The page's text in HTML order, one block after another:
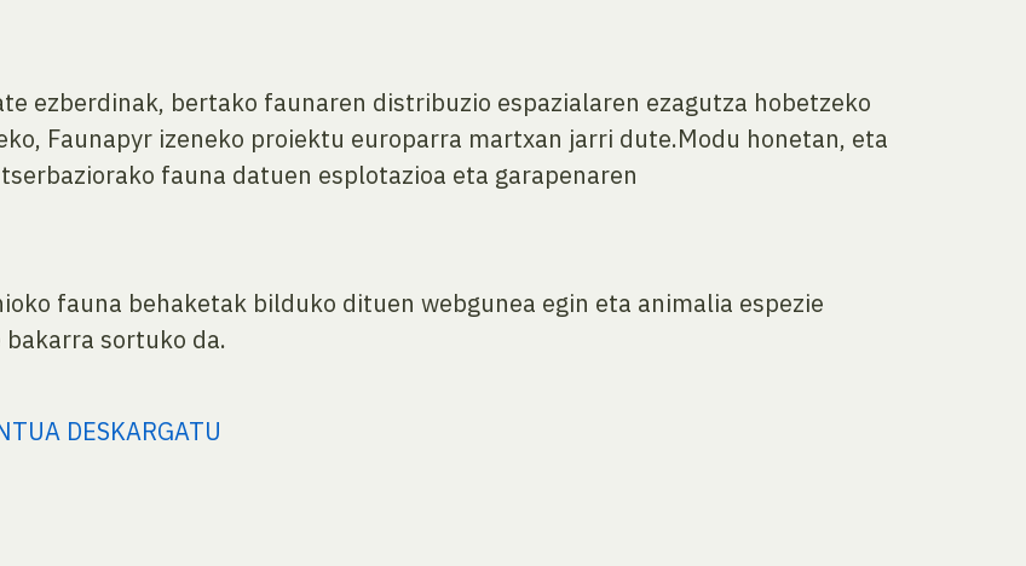
ezberdinak, bertako faunaren distribuzio espazialaren ezagutza hobetzeko
Faunapyr izeneko proiektu europarra martxan jarri dute.Modu honetan, eta
fauna datuen esplotazioa eta garapenaren
fauna behaketak bilduko dituen webgunea egin eta animalia espezie
sortuko da.
DESKARGATU